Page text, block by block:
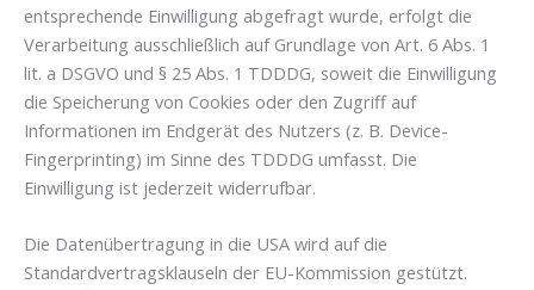
entsprechende Einwilligung abgefragt wurde, erfolgt die
Verarbeitung ausschließlich auf Grundlage von Art. 6 Abs. 1
lit. a DSGVO und § 25 Abs. 1 TDDDG, soweit die Einwilligung
die Speicherung von Cookies oder den Zugriff auf
Informationen im Endgerät des Nutzers (z. B. Device-
Fingerprinting) im Sinne des TDDDG umfasst. Die
Einwilligung ist jederzeit widerrufbar.
Die Datenübertragung in die USA wird auf die
Standardvertragsklauseln der EU-Kommission gestützt.